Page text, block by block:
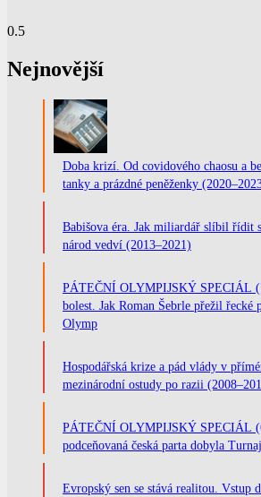
Nejnovější
Doba krizí. Od covidového chaosu a
tanky a prázdné peněženky
Babišova éra. Jak miliardář slíbil řídit
národ vedví (2013–2021)
PÁTEČNÍ OLYMPIJSKÝ SPECIÁL
bolest. Jak Roman Šebrle přežil řecké
Olymp
Hospodářská krize a pád vlády v
mezinárodní ostudy po razii
PÁTEČNÍ OLYMPIJSKÝ SPECIÁL
podceňovaná česká parta dobyla
Evropský sen se stává realitou. Vstup